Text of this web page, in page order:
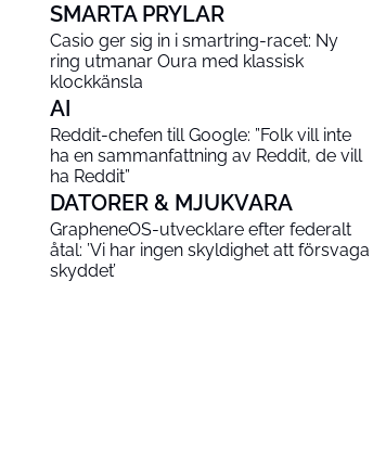
SMARTA PRYLAR
Casio ger sig in i smartring-racet: Ny
ring utmanar Oura med klassisk
klockkänsla
AI
Reddit-chefen till Google: ”Folk vill inte
ha en sammanfattning av Reddit, de vill
ha Reddit”
DATORER & MJUKVARA
GrapheneOS-utvecklare efter federalt
åtal: ’Vi har ingen skyldighet att försvaga
skyddet’